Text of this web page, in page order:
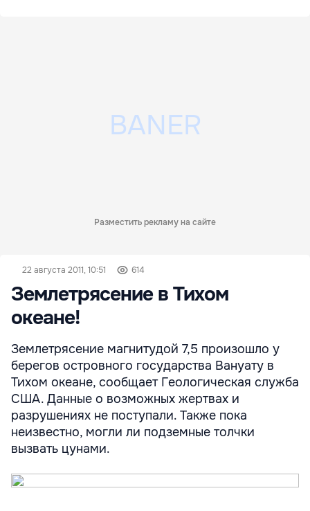
Разместить рекламу на сайте
22 августа 2011, 10:51 614
Землетрясение в Тихом
океане!
Землетрясение магнитудой 7,5 произошло у
берегов островного государства Вануату в
Тихом океане, сообщает Геологическая служба
США. Данные о возможных жертвах и
разрушениях не поступали. Также пока
неизвестно, могли ли подземные толчки
вызвать цунами.